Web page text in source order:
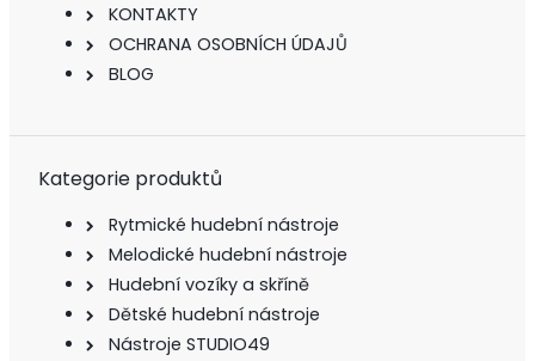
KONTAKTY
OCHRANA OSOBNÍCH ÚDAJŮ
BLOG
Kategorie produktů
Rytmické hudební nástroje
Melodické hudební nástroje
Hudební vozíky a skříně
Dětské hudební nástroje
Nástroje STUDIO49